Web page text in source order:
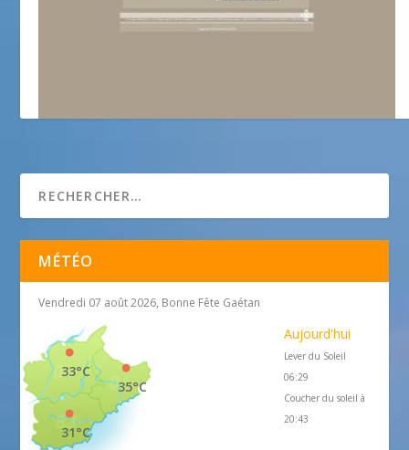
MÉTÉO
Vendredi 07 août 2026, Bonne Fête Gaétan
35°C
33°C
31°C
Aujourd'hui
Lever du Soleil
06:29
Coucher du soleil à
20:43